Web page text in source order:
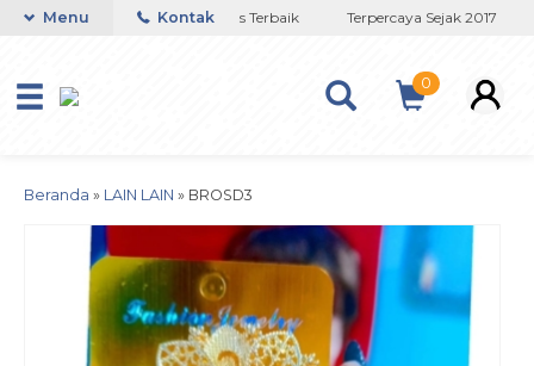
Toko Titanium Lapisan Emas Terbaik Terpercaya Sejak 2017
Menu Kontak
0
Beranda » LAIN LAIN » BROSD3